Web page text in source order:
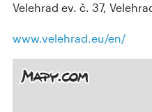
Velehrad ev. č. 37,
www.velehrad.eu/en/